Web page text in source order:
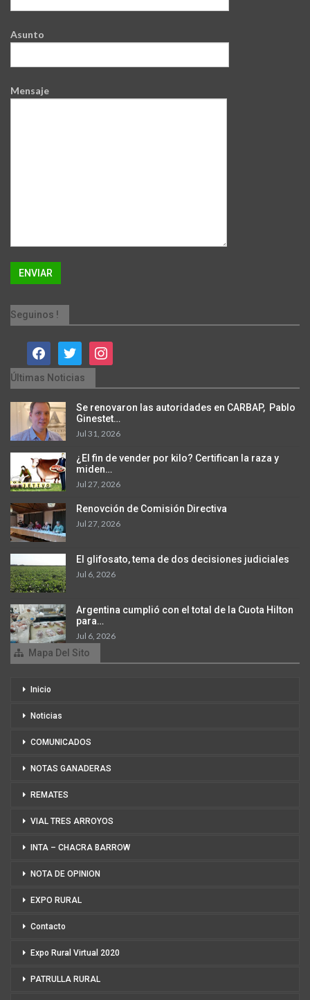
Asunto
Mensaje
Seguinos !
facebooktwitter instagram
Últimas Noticias
Se renovaron las autoridades en CARBAP, Pablo
Ginestet…
Jul 31, 2026
¿El fin de vender por kilo? Certifican la raza y
miden…
Jul 27, 2026
Renovción de Comisión Directiva
Jul 27, 2026
El glifosato, tema de dos decisiones judiciales
Jul 6, 2026
Argentina cumplió con el total de la Cuota Hilton
para…
Jul 6, 2026
Mapa Del Sito
Inicio
Noticias
COMUNICADOS
NOTAS GANADERAS
REMATES
VIAL TRES ARROYOS
INTA – CHACRA BARROW
NOTA DE OPINION
EXPO RURAL
Contacto
Expo Rural Virtual 2020
PATRULLA RURAL